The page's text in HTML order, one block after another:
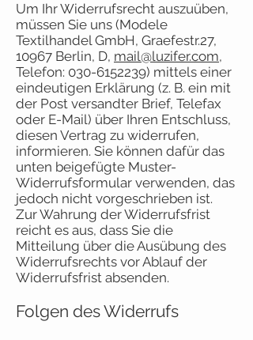
Um Ihr Widerrufsrecht auszuüben,
müssen Sie uns (Modele
Textilhandel GmbH, Graefestr.27,
10967 Berlin, D, mail@luzifer.com,
Telefon: 030-6152239) mittels einer
eindeutigen Erklärung (z. B. ein mit
der Post versandter Brief, Telefax
oder E-Mail) über Ihren Entschluss,
diesen Vertrag zu widerrufen,
informieren. Sie können dafür das
unten beigefügte Muster-
Widerrufsformular verwenden, das
jedoch nicht vorgeschrieben ist.
Zur Wahrung der Widerrufsfrist
reicht es aus, dass Sie die
Mitteilung über die Ausübung des
Widerrufsrechts vor Ablauf der
Widerrufsfrist absenden.
Folgen des Widerrufs